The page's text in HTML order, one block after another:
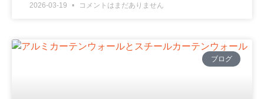
2026-03-19 コメントはまだありません
ブログ